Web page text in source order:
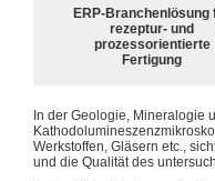
ERP-Branchenlösung
rezeptur- und
prozessorientierte
Fertigung
In der Geologie, Mineralogie
Werkstoffen, Gläsern etc.,
und die Qualität des